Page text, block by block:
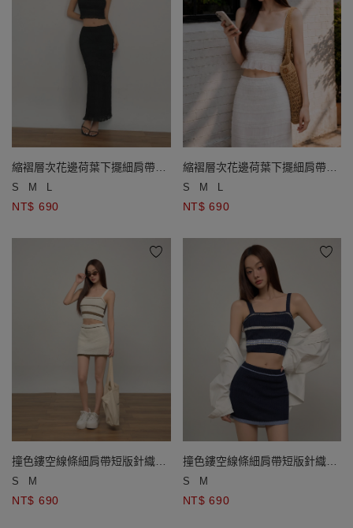
縮褶層次花邊荷葉下擺細肩帶短
版上衣(附胸墊)
S M L
NT$ 690
縮褶層次花邊荷葉下擺細肩帶短
版上衣(附胸墊)
S M L
NT$ 690
撞色鏤空線條細肩帶短版針織背
心
S M
NT$ 690
撞色鏤空線條細肩帶短版針織背
心
S M
NT$ 690